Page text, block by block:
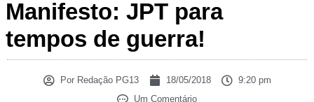
Manifesto: JPT para
tempos de guerra!
PorRedação PG13 18/05/2018
9:20 pm
Um Comentário